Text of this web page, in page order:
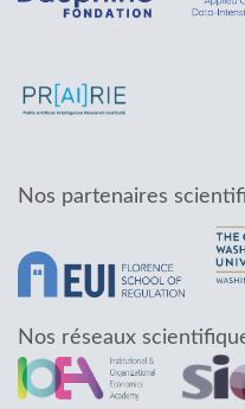
Nos partenaires
Nos réseaux